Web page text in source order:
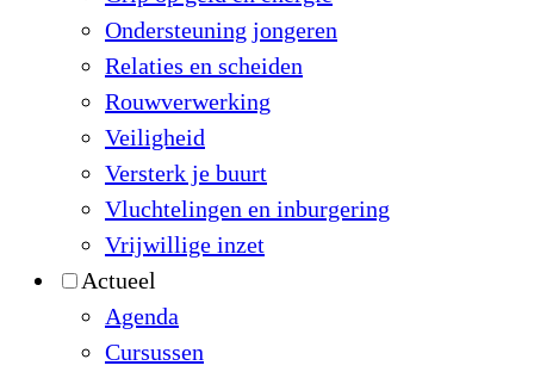
Ondersteuning jongeren
Relaties en scheiden
Rouwverwerking
Veiligheid
Versterk je buurt
Vluchtelingen en inburgering
Vrijwillige inzet
Actueel
Agenda
Cursussen